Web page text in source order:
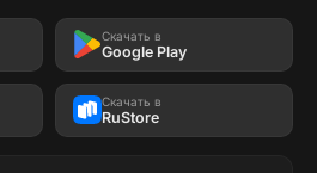
Скачать в
Google Play
Скачать в
RuStore